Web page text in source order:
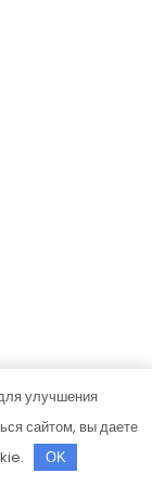
улучшения
сайтом, вы даете
OK